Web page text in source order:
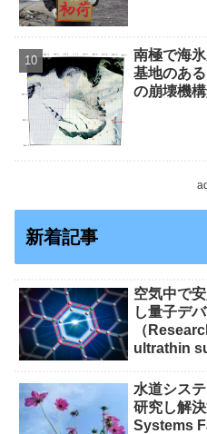
南極で海
基地のあ
の崩壊機
新着記事
空気中で
し量子デ
（
ultrathin
水道シス
研究し解
Systems